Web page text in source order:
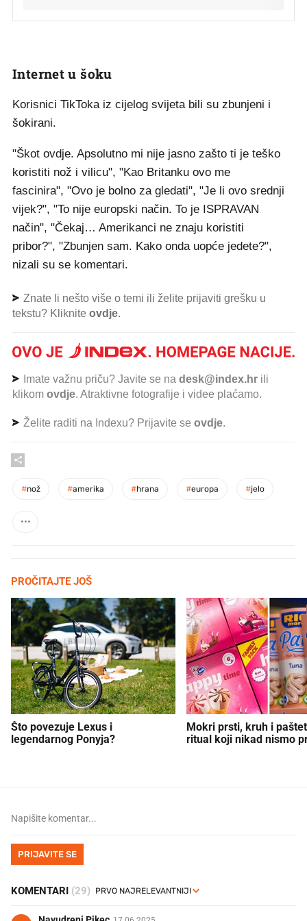
Internet u šoku
Korisnici TikToka iz cijelog svijeta bili su zbunjeni i
šokirani.
"Škot ovdje. Apsolutno mi nije jasno zašto ti je teško
koristiti nož i vilicu", "Kao Britanku ovo me
fascinira", "Ovo je bolno za gledati", "Je li ovo srednji
vijek?", "To nije europski način. To je ISPRAVAN
način", "Čekaj… Amerikanci ne znaju koristiti
pribor?", "Zbunjen sam. Kako onda uopće jedete?",
nizali su se komentari.
Znate li nešto više o temi ili želite prijaviti grešku u
tekstu? Kliknite ovdje.
Imate važnu priču? Javite se na desk@index.hr ili
klikom ovdje. Atraktivne fotografije i videe plaćamo.
Želite raditi na Indexu? Prijavite se ovdje.
#nož #amerika #hrana #europa #jelo
PROČITAJTE JOŠ
Što povezuje Lexus i
legendarnog Ponyja?
Mokri prsti, kruh i
ritual koji nikad nismo
PRIJAVITE SE
KOMENTARI (29)